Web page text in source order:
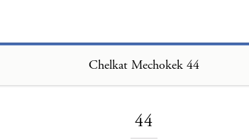
Chelkat Mechokek 44
44